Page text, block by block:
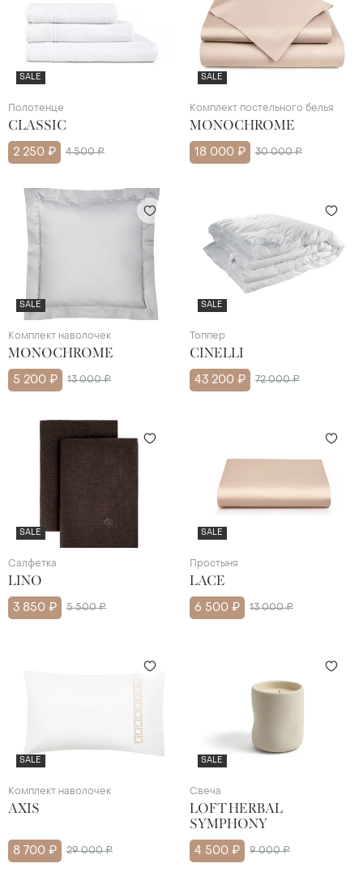
SALE
Полотенце
CLASSIC
2 250 ₽ 4 500 ₽
SALE
Комплект постельного белья
MONOCHROME
18 000 ₽ 30 000 ₽
SALE
Комплект наволочек
MONOCHROME
5 200 ₽ 13 000 ₽
SALE
Топпер
CINELLI
43 200 ₽ 72 000 ₽
SALE
Салфетка
LINO
3 850 ₽ 5 500 ₽
SALE
Простыня
LACE
6 500 ₽ 13 000 ₽
SALE
Комплект наволочек
AXIS
8 700 ₽ 29 000 ₽
SALE
Свеча
LOFT HERBAL
SYMPHONY
4 500 ₽ 9 000 ₽